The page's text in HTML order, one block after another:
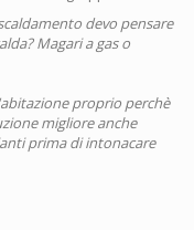
devo pensare
Magari a gas o
proprio perchè
migliore anche
prima di intonacare